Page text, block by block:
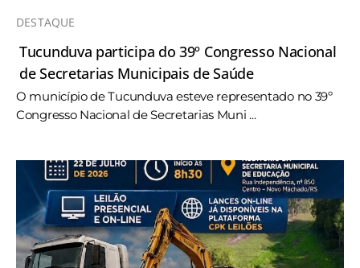
DESTAQUE
Tucunduva participa do 39º Congresso Nacional
de Secretarias Municipais de Saúde
O município de Tucunduva esteve representado no 39º
Congresso Nacional de Secretarias Muni ...